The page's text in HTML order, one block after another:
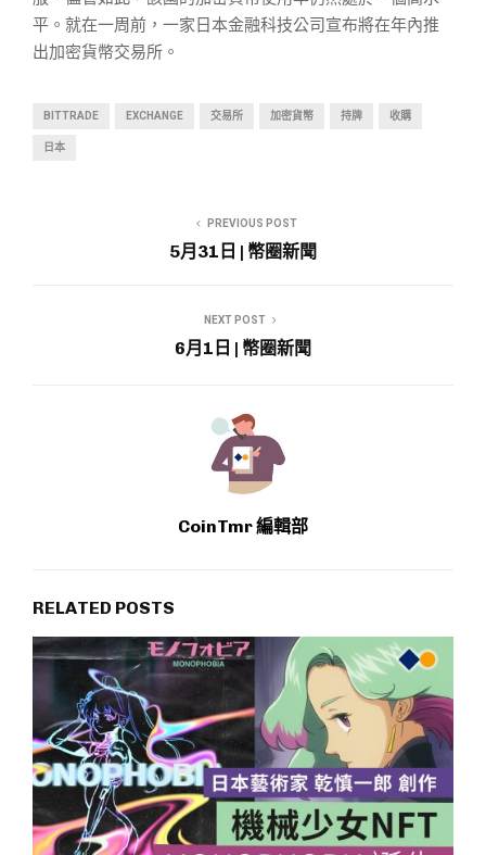
平。就在一周前，一家日本金融科技公司宣布將在年內推
出加密貨幣交易所。
BITTRADE EXCHANGE 交易所 加密貨幣 持牌 收購
日本
PREVIOUS POST
5月31日 | 幣圈新聞
NEXT POST
6月1日 | 幣圈新聞
CoinTmr 編輯部
RELATED POSTS